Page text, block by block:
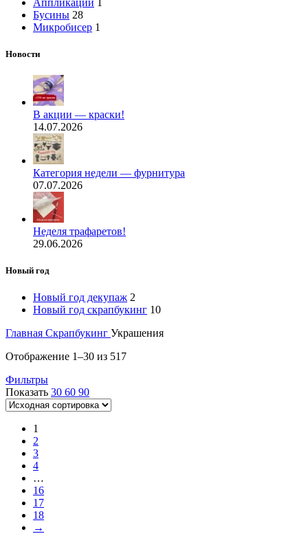
Бусины 28
Микробисер 1
Новости
В акции — краски!
14.07.2026
Категория недели — фурнитура
07.07.2026
Неделя трафаретов!
29.06.2026
Новый год
Новый год декупаж 2
Новый год скрапбукинг 10
Главная Скрапбукинг Украшения
Отображение 1–30 из 517
Фильтры
Показать 30 60 90
1
2
3
4
…
16
17
18
→